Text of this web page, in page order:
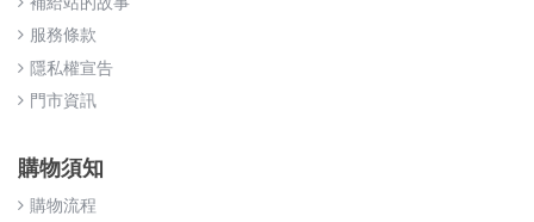
服務條款
隱私權宣告
門市資訊
購物須知
購物流程